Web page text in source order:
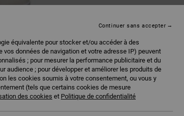
équivalente pour stocker et/ou accéder à des
données de navigation et votre adresse IP) peuvent
; pour mesurer la performance publicitaire et du
audience ; pour développer et améliorer les produits de
les cookies soumis à votre consentement, ou vous y
(tels que certains cookies de mesure
des cookies et Politique de confidentialité
Continuer sans accepter